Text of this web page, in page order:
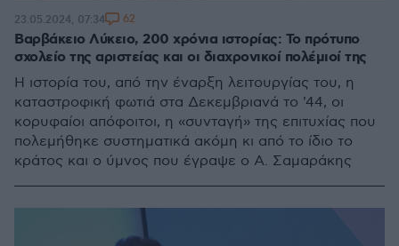
Βαρβάκειο Λύκειο, 200 χρόνια ιστορίας: Το πρότυπο
σχολείο της αριστείας και οι διαχρονικοί πολέμιοί της
Η ιστορία του, από την έναρξη λειτουργίας του, η
καταστροφική φωτιά στα Δεκεμβριανά το '44, οι
κορυφαίοι απόφοιτοι, η «συνταγή» της επιτυχίας που
πολεμήθηκε συστηματικά ακόμη κι από το ίδιο το
κράτος και ο ύμνος που έγραψε ο Α. Σαμαράκης
23.05.2024, 07:34 62